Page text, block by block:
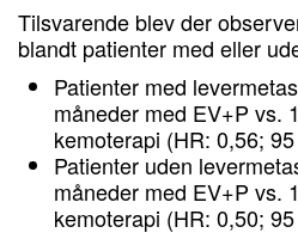
Tilsvarende blev der
blandt patienter med eller
Patienter med
måneder med EV+P vs.
kemoterapi (HR: 0,56;
Patienter uden
måneder med EV+P vs.
kemoterapi (HR: 0,50;